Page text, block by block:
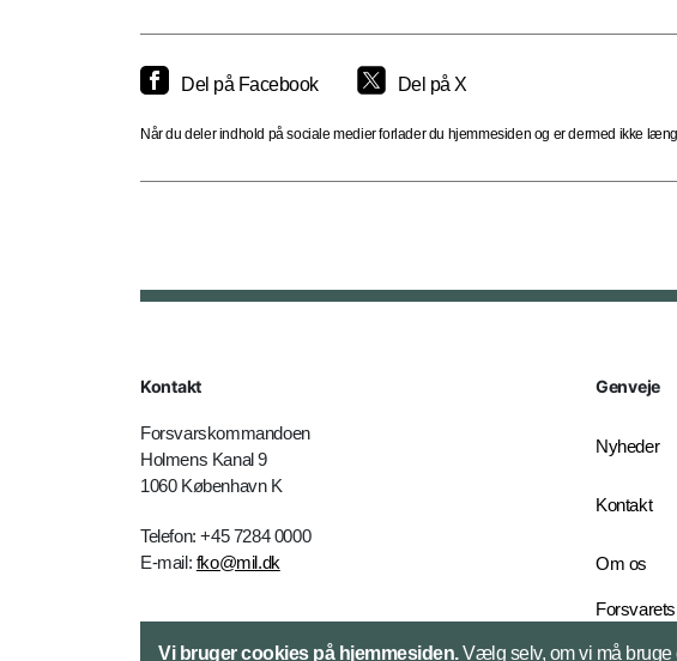
Del på Facebook Del på X
Når du deler indhold på sociale medier forlader du hjemmesiden og er dermed ikke
Kontakt
Forsvarskommandoen
Holmens Kanal 9
1060 København K
Telefon: +45 7284 0000
E-mail: fko@mil.dk
Kontakt
Genveje
Nyheder
Kontakt
Om os
Forsvarets
Vi bruger cookies på hjemmesiden.Vælg selv, om vi må bruge